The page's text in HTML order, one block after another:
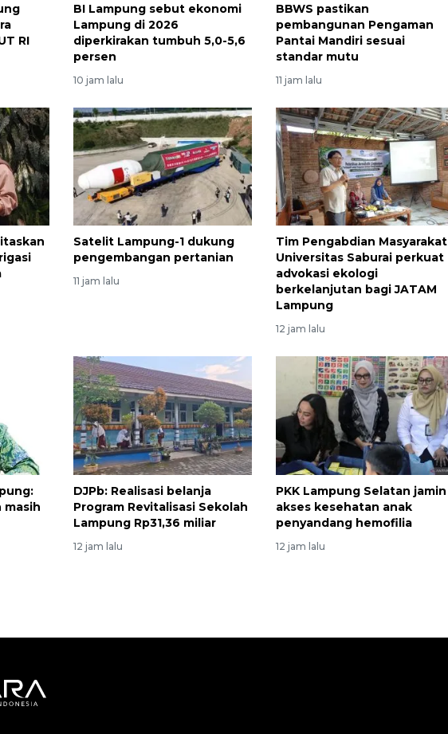
RI
BI Lampung sebut ekonomi
Lampung di 2026
diperkirakan tumbuh 5,0-5,6
persen
10 jam lalu
BBWS pastikan
pembangunan Pengaman
Pantai Mandiri sesuai
standar mutu
11 jam lalu
Satelit Lampung-1 dukung
pengembangan pertanian
11 jam lalu
Tim Pengabdian Masyarakat
Universitas Saburai perkuat
advokasi ekologi
berkelanjutan bagi JATAM
Lampung
12 jam lalu
masih
DJPb: Realisasi belanja
Program Revitalisasi Sekolah
Lampung Rp31,36 miliar
12 jam lalu
PKK Lampung Selatan jamin
akses kesehatan anak
penyandang hemofilia
12 jam lalu